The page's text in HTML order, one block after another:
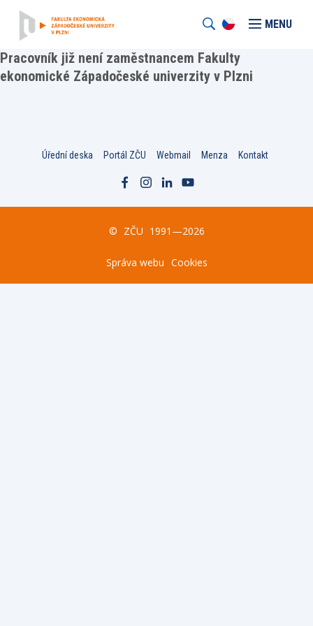
MENU
Pracovník již není zaměstnancem Fakulty
ekonomické Západočeské univerzity v Plzni
Úřední deska Portál ZČU Webmail Menza Kontakt
© ZČU 1991—2026
Správa webu Cookies